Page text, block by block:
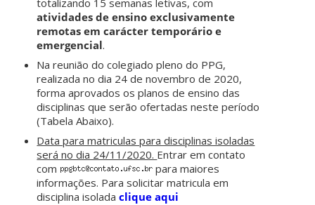
totalizando 15 semanas letivas, com
atividades de ensino exclusivamente
remotas em carácter temporário e
emergencial.
Na reunião do colegiado pleno do PPG,
realizada no dia 24 de novembro de 2020,
forma aprovados os planos de ensino das
disciplinas que serão ofertadas neste período
(Tabela Abaixo).
Data para matriculas para disciplinas isoladas
será no dia 24/11/2020. Entrar em contato
com
para maiores
informações. Para solicitar matricula em
disciplina isoladaclique aqui